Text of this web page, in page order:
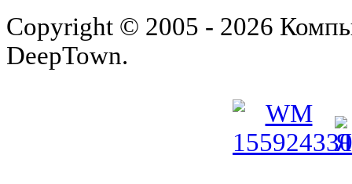
Copyright © 2005 - 2026
DeepTown.